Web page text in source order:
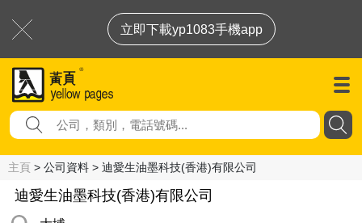
立即下載yp1083手機app
主頁 > 公司資料 > 迪愛生油墨科技(香港)有限公司
迪愛生油墨科技(香港)有限公司